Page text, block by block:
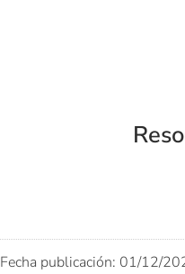
Fecha publicación: 01/12/